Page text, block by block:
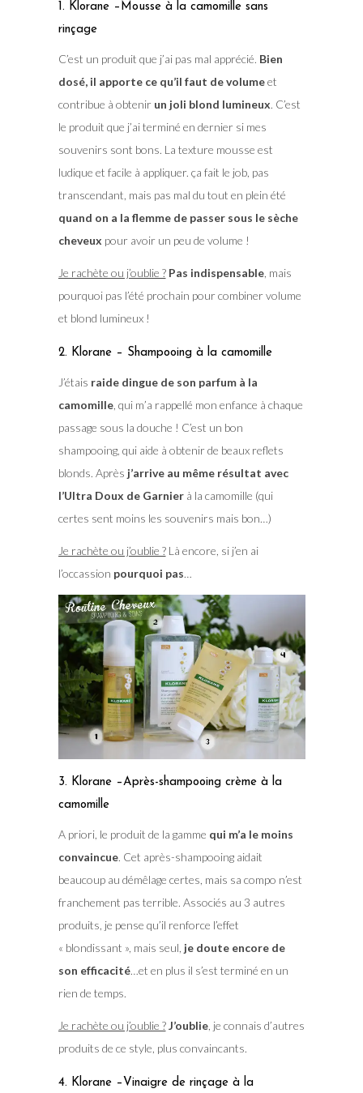
1. Klorane –Mousse à la camomille sans
rinçage
C’est un produit que j’ai pas mal apprécié. Bien
dosé, il apporte ce qu’il faut de volumeet
contribue à obtenir un joli blond lumineux. C’est
le produit que j’ai terminé en dernier si mes
souvenirs sont bons. La texture mousse est
ludique et facile à appliquer. ça fait le job, pas
transcendant, mais pas mal du tout en plein été
quand on a la flemme de passer sous le sèche
cheveux pour avoir un peu de volume !
Je rachète ou j’oublie ? Pas indispensable, mais
pourquoi pas l’été prochain pour combiner volume
et blond lumineux !
2. Klorane – Shampooing à la camomille
J’étais raide dingue de son parfum à la
camomille, qui m’a rappellé mon enfance à chaque
passage sous la douche ! C’est un bon
shampooing, qui aide à obtenir de beaux reflets
blonds. Après j’arrive au même résultat avec
l’Ultra Doux de Garnierà la camomille (qui
certes sent moins les souvenirs mais bon…)
Je rachète ou j’oublie ?Là encore, si j’en ai
l’occassion pourquoi pas…
3. Klorane –Après-shampooing crème à la
camomille
A priori, le produit de la gamme qui m’a le moins
convaincue. Cet après-shampooing aidait
beaucoup au démêlage certes, mais sa compo n’est
franchement pas terrible. Associés au 3 autres
produits, je pense qu’il renforce l’effet
« blondissant », mais seul, je doute encore de
son efficacité…et en plus il s’est terminé en un
rien de temps.
Je rachète ou j’oublie ? J’oublie, je connais d’autres
produits de ce style, plus convaincants.
4. Klorane –Vinaigre de rinçage à la